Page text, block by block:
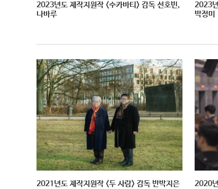
2023년도 제작지원작 <수카바티> 감독 선호빈,
나바루
2023
박정미
2021년도 제작지원작 <두 사람> 감독 반박지은 2020